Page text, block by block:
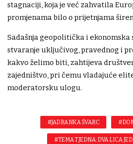
stagnaciji, koja je već zahvatila
promjenama bilo o prijetnjama
Sadašnja geopolitička i ekonomska
stvaranje uključivog, pravednog i
kakvo želimo biti, zahtijeva
zajedništvo, pri čemu vladajuće
moderatorsku ulogu.
#JADRANKA ŠVARC
#TEMA TJEDNA: DVA LICA